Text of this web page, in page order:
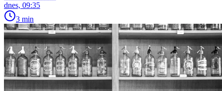
dnes, 09:35
3 min